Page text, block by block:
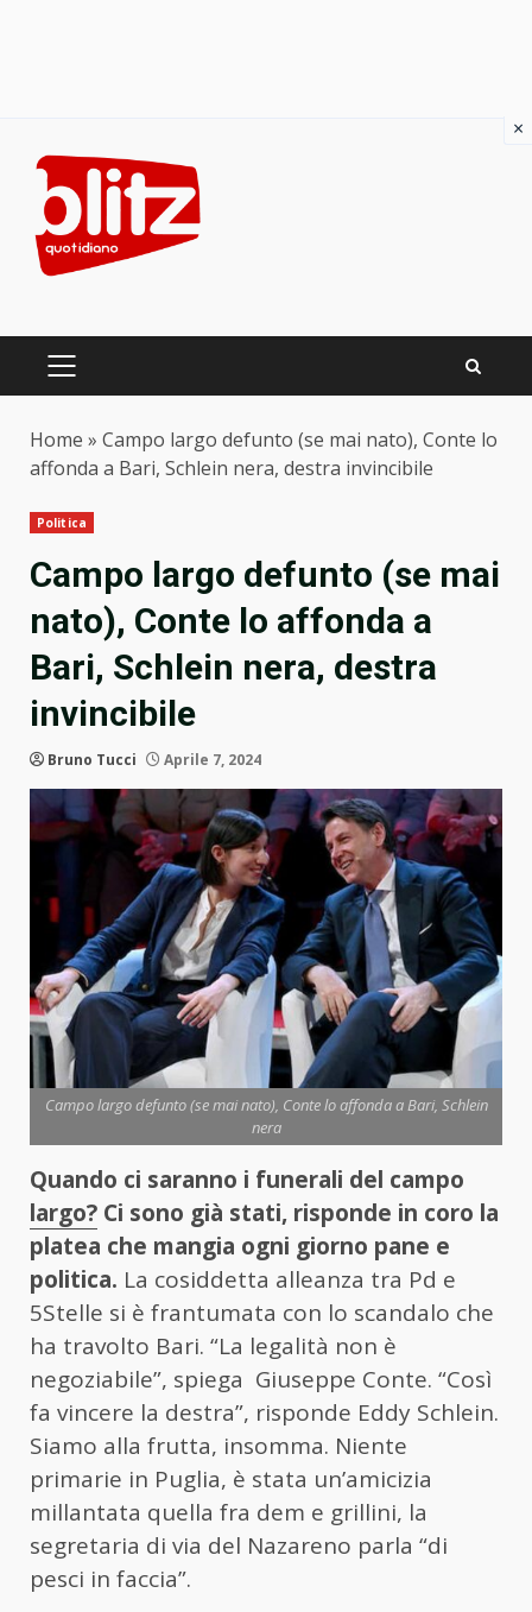
content
PRIMARY
Home » Campo largo defunto (se mai nato), Conte lo
affonda a Bari, Schlein nera, destra invincibile
Politica
Campo largo defunto (se mai
nato), Conte lo affonda a
Bari, Schlein nera, destra
invincibile
Bruno Tucci Aprile 7, 2024
Campo largo defunto (se mai nato), Conte lo affonda a Bari, Schlein
nera
Quando ci saranno i funerali del campo
largo? Ci sono già stati, risponde in coro la
platea che mangia ogni giorno pane e
politica. La cosiddetta alleanza tra Pd e
5Stelle si è frantumata con lo scandalo che
ha travolto Bari. “La legalità non è
negoziabile”, spiega Giuseppe Conte. “Così
fa vincere la destra”, risponde Eddy Schlein.
Siamo alla frutta, insomma. Niente
primarie in Puglia, è stata un’amicizia
millantata quella fra dem e grillini, la
segretaria di via del Nazareno parla “di
pesci in faccia”.
×